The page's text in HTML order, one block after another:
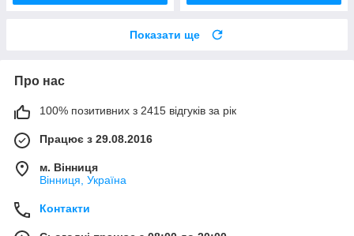
Показати ще
Про нас
100% позитивних з 2415 відгуків за рік
Працює з 29.08.2016
м. Вінниця
Вінниця, Україна
Контакти